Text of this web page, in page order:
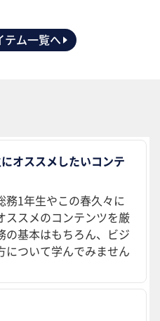
テム一覧へ
オススメしたいコンテ
務1年生やこの春久々に
ススメのコンテンツを厳
の基本はもちろん、ビジ
について学んでみません